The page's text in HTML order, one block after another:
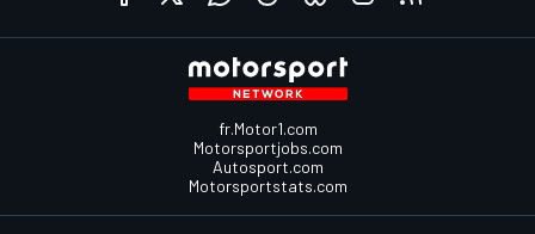
fr.Motor1.com
Motorsportjobs.com
Autosport.com
Motorsportstats.com